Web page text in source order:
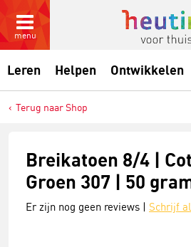
menu
Leren Helpen Ontwikkelen
Terug naar Shop
Breikatoen 8/4 |
Groen 307 | 50
Er zijn nog geen reviews | Schrijf